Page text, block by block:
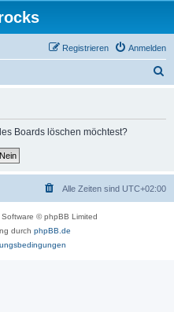
Anmelden
Registrieren
Boards löschen möchtest?
Alle Zeiten sind UTC+02:00
© phpBB Limited
durch phpBB.de